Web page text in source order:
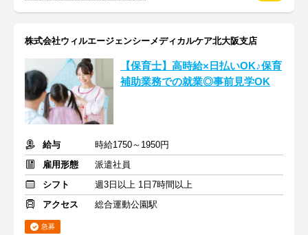
株式会社ウィルエージェンシーメディカルケア北大阪支店
【保育士】高時給×日払いOK♪保育
補助業務での就業◎事前見学OK
給与
時給1750～1950円
雇用形態
派遣社員
シフト
週3日以上 1日7時間以上
アクセス
総合運動公園駅
急募